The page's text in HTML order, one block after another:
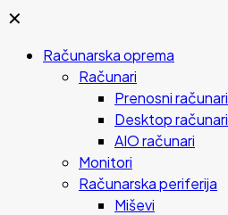
✕
Računarska oprema
Računari
Prenosni računari
Desktop računari
AIO računari
Monitori
Računarska periferija
Miševi